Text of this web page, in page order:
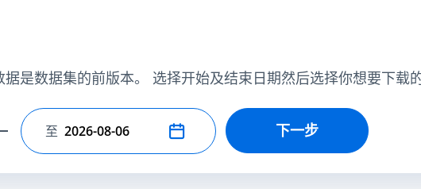
是数据集的前版本。 选择开始及结束日期然后选择你想要下载
选择结束日期
至 下一步